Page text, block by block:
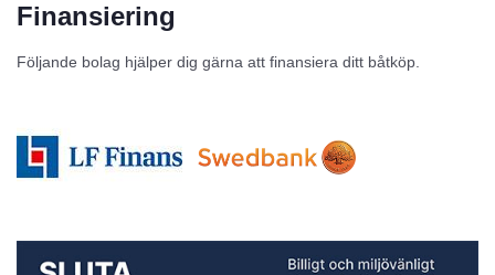
Finansiering
Följande bolag hjälper dig gärna att finansiera ditt båtköp.